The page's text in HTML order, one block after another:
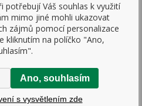
je skvělé řešení pro jakoukoliv
Dávám 10 z 10.
REFERENCE
potřebují Váš souhlas k využití
mimo jiné mohli ukazovat
zájmů pomocí personalizace
kliknutím na políčko "Ano,
Ano, souhlasím
s vysvětlením zde